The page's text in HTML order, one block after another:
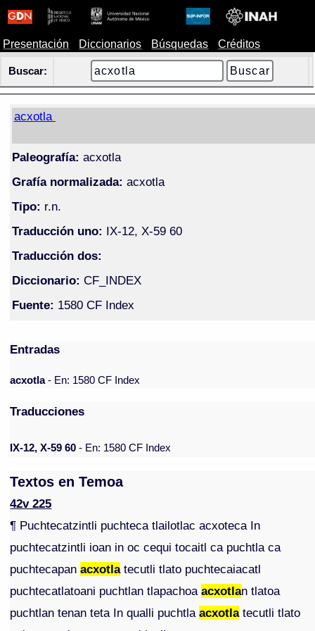
Presentación Diccionarios Búsquedas Créditos
Buscar:
acxotla
Paleografía: acxotla
Grafía normalizada: acxotla
Tipo: r.n.
Traducción uno: IX-12, X-59 60
Traducción dos:
Diccionario: CF_INDEX
Fuente: 1580 CF Index
Entradas
acxotla- En: 1580 CF Index
Traducciones
IX-12, X-59 60 - En: 1580 CF Index
Textos en Temoa
42v 225
¶ Puchtecatzintli puchteca tlailotlac acxoteca In
puchtecatzintli ioan in oc cequi tocaitl ca puchtla ca
puchtecapanacxotlatecutli tlato puchtecaiacatl
puchtecatlatoani puchtlan tlapachoaacxotlan tlatoa
puchtlan tenan teta In qualli puchtlaacxotlatecutli tlato